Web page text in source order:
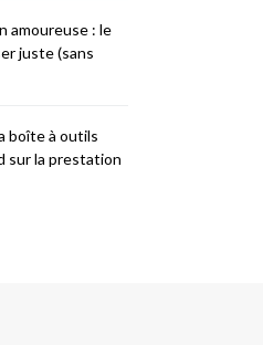
amoureuse : le
juste (sans
boîte à outils
sur la prestation